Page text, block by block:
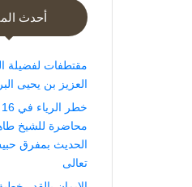
أحدث
مقتطفات لفضيلة
العزيز بن يحيى
محاضرة للشيخ
الحديث بمفرق
تعالى